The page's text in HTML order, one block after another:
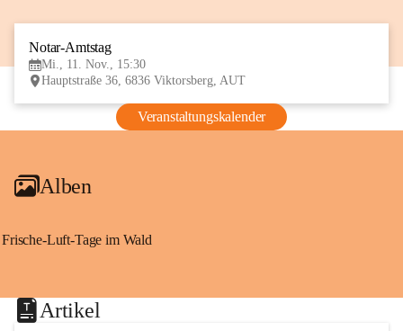
Notar-Amtstag
Mi., 11. Nov., 15:30
Hauptstraße 36, 6836 Viktorsberg, AUT
Veranstaltungskalender
Alben
Frische-Luft-Tage im Wald
Artikel